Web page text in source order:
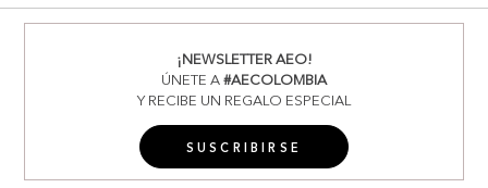
¡NEWSLETTER AEO!
ÚNETE A#AECOLOMBIA
Y RECIBE UN REGALO ESPECIAL
SUSCRIBIRSE